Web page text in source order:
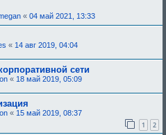
« 04 май 2021, 13:33
« 14 авг 2019, 04:04
сети
« 18 май 2019, 05:09
« 15 май 2019, 08:37
1 2